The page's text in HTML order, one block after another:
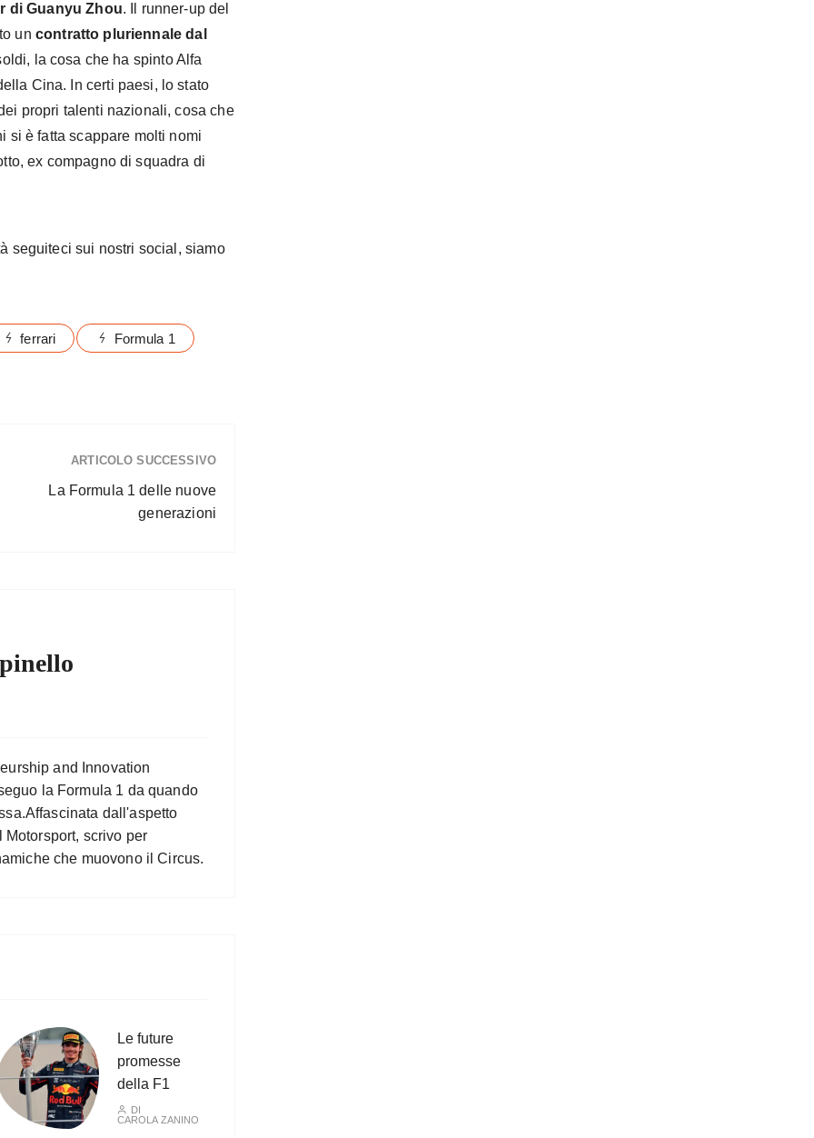
di Guanyu Zhou. Il runner-up del
un contratto pluriennale dal
la cosa che ha spinto Alfa
Cina. In certi paesi, lo stato
propri talenti nazionali, cosa che
si è fatta scappare molti nomi
ex compagno di squadra di
seguiteci sui nostri social, siamo
ferrari Formula 1
ARTICOLO SUCCESSIVO
La Formula 1 delle nuove
generazioni
and Innovation
la Formula 1 da quando
dall'aspetto
scrivo per
che muovono il Circus.
Le future
promesse
della F1
DI
CAROLA ZANINO